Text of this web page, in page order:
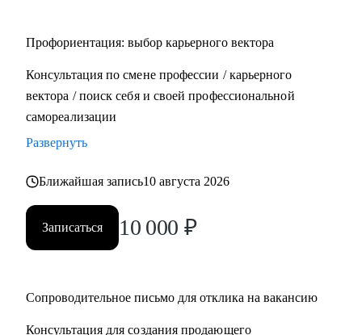
Профориентация: выбор карьерного вектора
Консультация по смене профессии / карьерного
вектора / поиск себя и своей профессиональной
самореализации
Развернуть
Ближайшая запись10 августа 2026
Записаться 10 000 ₽
Сопроводительное письмо для отклика на вакансию
Консультация для создания продающего